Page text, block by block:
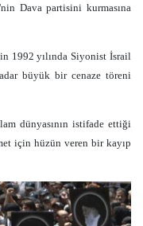
Dava partisini kurmasına
1992 yılında Siyonist İsrail
büyük bir cenaze töreni
dünyasının istifade ettiği
için hüzün veren bir kayıp